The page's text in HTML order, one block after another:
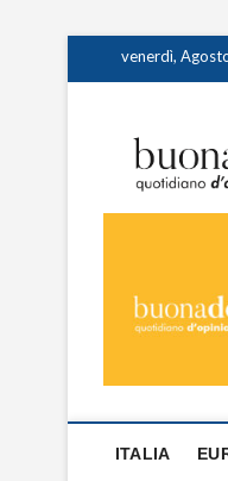
venerdì,
ITALIA